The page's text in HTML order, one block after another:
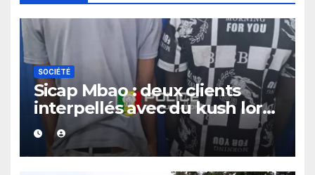
SOCIÉTÉ
Sicap Mbao : deux clients
interpellés avec du kush lors
d’un contrôle de police dans
un bar